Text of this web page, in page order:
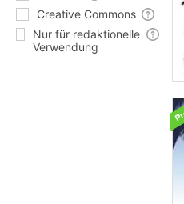
Creative Commons
Nur für redaktionelle
Verwendung